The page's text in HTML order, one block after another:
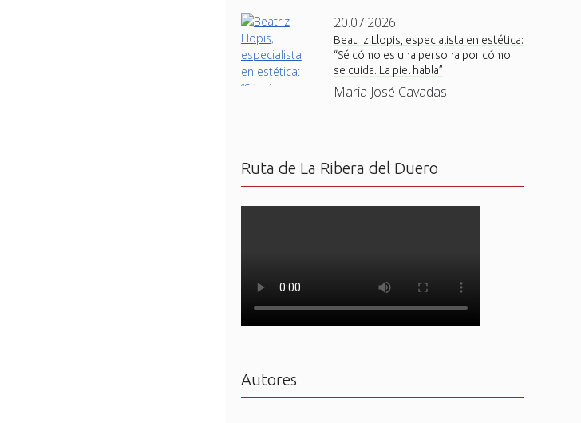
20.07.2026
Beatriz Llopis, especialista en estética:
“Sé cómo es una persona por cómo
se cuida. La piel habla”
Maria José Cavadas
Ruta de La Ribera del Duero
Autores